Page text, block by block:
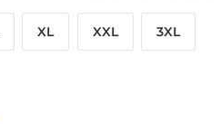
XL XXL 3XL